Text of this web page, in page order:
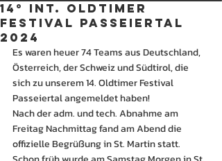
14° Int. OLDTIMER
FESTIVAL PASSEIERTAL
2024
Es waren heuer 74 Teams aus Deutschland,
Österreich, der Schweiz und Südtirol, die
sich zu unserem 14. Oldtimer Festival
Passeiertal angemeldet haben!
Nach der adm. und tech. Abnahme am
Freitag Nachmittag fand am Abend die
offizielle Begrüßung in St. Martin statt.